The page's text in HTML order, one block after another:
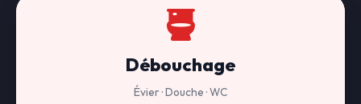
Débouchage
Évier · Douche · WC